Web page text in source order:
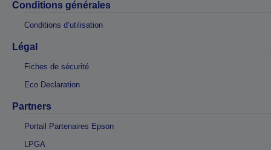
Conditions générales
Conditions d’utilisation
Légal
Fiches de sécurité
Eco Declaration
Partners
Portail Partenaires Epson
LPGA